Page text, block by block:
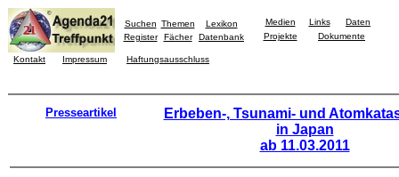
Suchen Themen
Lexikon
Register
Fächer Datenbank
Medien Links
Daten
Projekte
Dokumente
Kontakt Impressum Haftungsausschluss
Presseartikel
Erbeben-, Tsunami- und
in Japan
ab 11.03.2011